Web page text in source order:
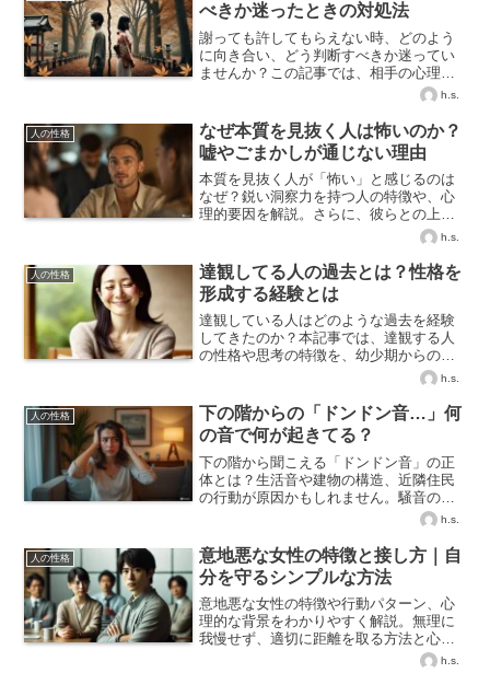
べきか迷ったときの対処法
謝っても許してもらえない時、どのよう
に向き合い、どう判断すべきか迷ってい
ませんか？この記事では、相手の心理と
対処法、そして諦めるかどうかの見極め
h.s.
人の性格
なぜ本質を見抜く人は怖いのか？
嘘やごまかしが通じない理由
本質を見抜く人が「怖い」と感じるのは
なぜ？鋭い洞察力を持つ人の特徴や、心
理的要因を解説。さらに、彼らとの上手
な付き合い方や本質を見抜く力を鍛える
h.s.
人の性格
達観してる人の過去とは？性格を
形成する経験とは
達観している人はどのような過去を経験
してきたのか？本記事では、達観する人
の性格や思考の特徴を、幼少期からの経
h.s.
人の性格
下の階からの「ドンドン音…」何
の音で何が起きてる？
下の階から聞こえる「ドンドン音」の正
体とは？生活音や建物の構造、近隣住民
の行動が原因かもしれません。騒音の主
な原因と対策、トラブルを避ける方法を
h.s.
人の性格
意地悪な女性の特徴と接し方｜自
分を守るシンプルな方法
意地悪な女性の特徴や行動パターン、心
理的な背景をわかりやすく解説。無理に
我慢せず、適切に距離を取る方法と心の
h.s.